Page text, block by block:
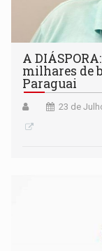
A
milhares de
Paraguai
23 de